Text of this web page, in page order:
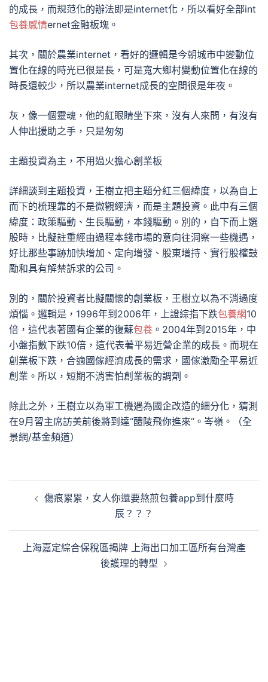
的成長，而規范化的辦法即是internet化，所以看好全部int
包養感情ernet金融板塊。
其次，關於農業internet，看好的邏輯是今朝城市中變動位
置化在線的時光已很是長，可是寬大鄉村變動位置化在線的
時長還較少，所以農業internet成長的空間很是年夜。
灰，像一個靈魂，他的紅眼睛坐下來，沒有人來問，有沒有
人伸出援助之手，只是匆匆
主題投資為主，不用過火擔心創業板
詳細談到主題投資，王樹立把主題分紅三個緯度，以為自上
而下的梳理靠的不是微觀經濟，而是主題投資。此中有三個
緯度：政策驅動、生長驅動，本錢驅動。別的，自下而上選
股時，比擬註重經由過程本錢市場的意向往洞察一些機遇，
好比那些事跡加快增加、定向增發、股東增持、實行股權鼓
勵和具有解禁訴求的公司。
別的，關於投資者比擬關懷的創業板，王樹立以為不消過度
煩惱。邏輯是，1996年到2006年，上證綜指下跌包養網10
倍，這代表著國有企業的復蘇包養 。2004年到2015年，中
小盤指數下跌10倍，這代表著平易近營企業的成長。而現在
創業板下跌，合適國傢經濟成長的需求，國傢激勵全平易近
創業。所以，短期不消害怕創業板的調劑。
除此之外，王樹立以為軍工機遇為國企改造的細分化，猜測
在9月習主席訪美前後將到達“醴陵飛你進來”。岑嶺。（全
景網/基金頻道）
傷痕累累，女人你還要熬煎包養app到什麼時
辰？？？
上海嘉定綜合保稅區揭牌 上海出口加工區所有台灣產
後護理的轉型